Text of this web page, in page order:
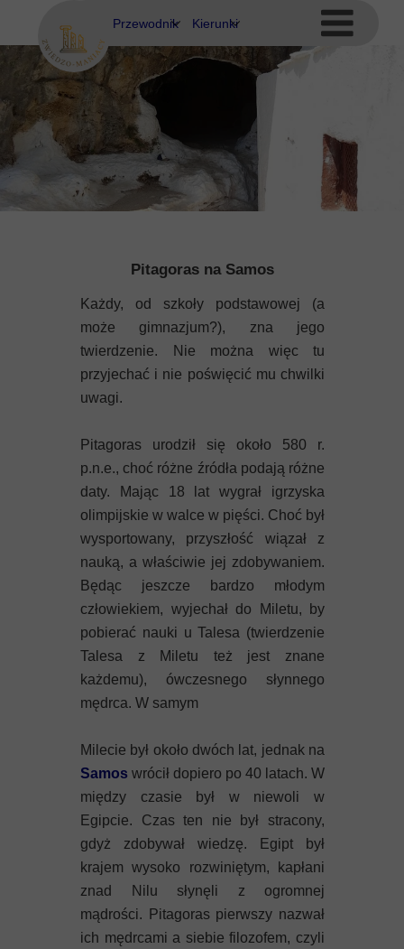
Przewodnik
Eubea
Kos
Rodos
Kierunki
Ateny
Eubea
Korynt
Kos
Nisyros
Rodos
Samos
Symi
Thasos
Lanzarote
Pitagoras na Samos
Każdy, od szkoły podstawowej (a
może gimnazjum?), zna jego
twierdzenie. Nie można więc tu
przyjechać i nie poświęcić mu chwilki
uwagi.
Pitagoras urodził się około 580 r.
p.n.e., choć różne źródła podają różne
daty. Mając 18 lat wygrał igrzyska
olimpijskie w walce w pięści. Choć był
wysportowany, przyszłość wiązał z
nauką, a właściwie jej zdobywaniem.
Będąc jeszcze bardzo młodym
człowiekiem, wyjechał do Miletu, by
pobierać nauki u Talesa (twierdzenie
Talesa z Miletu też jest znane
każdemu), ówczesnego słynnego
mędrca. W samym
Milecie był około dwóch lat, jednak na
Samos wrócił dopiero po 40 latach. W
między czasie był w niewoli w
Egipcie. Czas ten nie był stracony,
gdyż zdobywał wiedzę. Egipt był
krajem wysoko rozwiniętym, kapłani
znad Nilu słynęli z ogromnej
mądrości. Pitagoras pierwszy nazwał
ich mędrcami a siebie filozofem, czyli